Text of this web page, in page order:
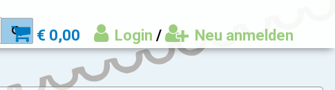
€ 0,00 Login / Neu anmelden